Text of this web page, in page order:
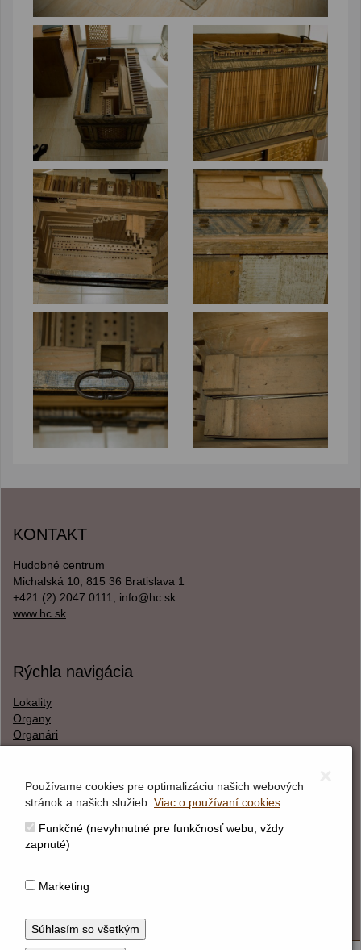
KONTAKT
Hudobné centrum
Michalská 10, 815 36 Bratislava 1
+421 (2) 2047 0111, info@hc.sk
www.hc.sk
Rýchla navigácia
Lokality
Organy
Organári
O webstránke
Správca obsahu
Vyhlásenie o cookies
Používame cookies pre optimalizáciu našich webových
stránok a našich služieb. Viac o používaní cookies
Funkčné (nevyhnutné pre funkčnosť webu, vždy
zapnuté)
Marketing